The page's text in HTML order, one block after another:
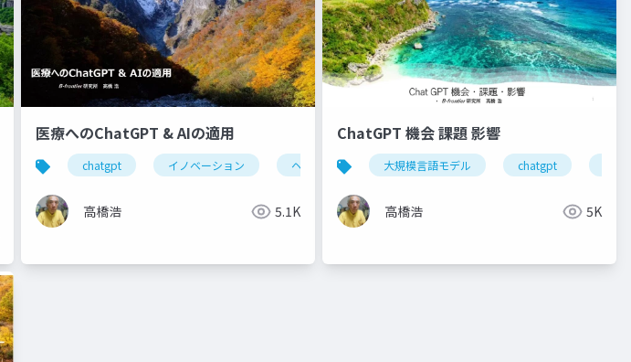
医療へのChatGPT & AIの適用
chatgpt イノベーション ヘルスケア 新サービス開発 組織変革
高橋浩 5.1K
ChatGPT 機会 課題 影響
大規模言語モデル chatgpt
高橋浩 5K